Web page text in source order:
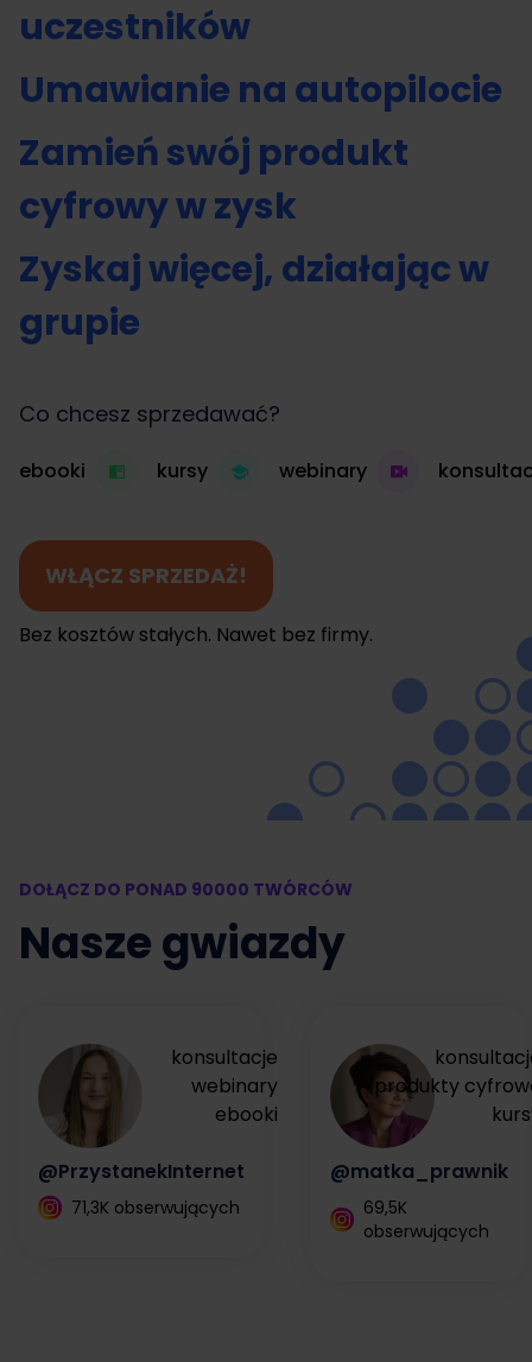
uczestników
Umawianie na autopilocie
Zamień swój produkt
cyfrowy w zysk
Zyskaj więcej, działając w
grupie
Co chcesz sprzedawać?
ebooki kursy webinary
WŁĄCZ SPRZEDAŻ!
Bez kosztów stałych. Nawet bez firmy.
DOŁĄCZ DO PONAD 90000 TWÓRCÓW
Nasze gwiazdy
konsultacje
webinary
ebooki
@PrzystanekInternet
71,3K obserwujących
produkty
@matka_prawnik
69,5K
obserwujących